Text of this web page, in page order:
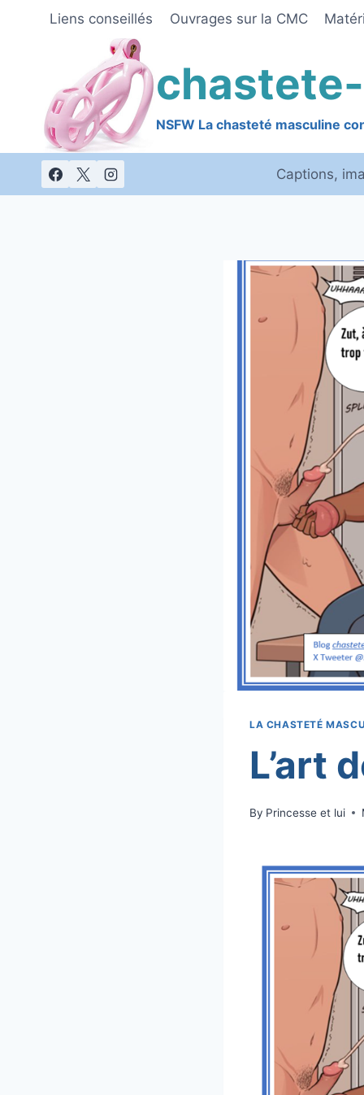
Liens conseillés Ouvrages sur la CMC
NSFW La chasteté masculine
Captions,
LA CHASTETÉ
L’art
By Princesse et lui